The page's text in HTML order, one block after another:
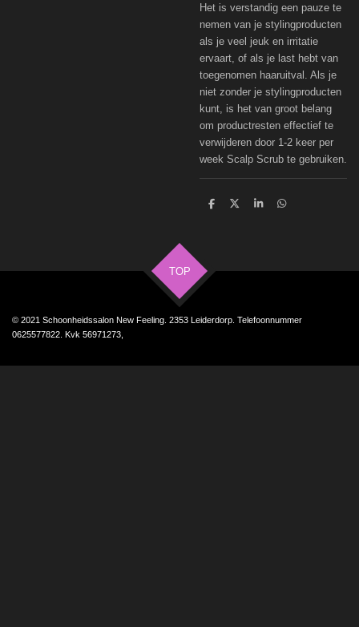
Het is verstandig een pauze te
nemen van je stylingproducten
als je veel jeuk en irritatie
ervaart, of als je last hebt van
toegenomen haaruitval. Als je
niet zonder je stylingproducten
kunt, is het van groot belang
om productresten effectief te
verwijderen door 1-2 keer per
week Scalp Scrub te gebruiken.
D
D
S
D
TOP
© 2021 Schoonheidssalon New Feeling. 2353 Leiderdorp. Telefoonnummer
0625577822. Kvk 56971273,